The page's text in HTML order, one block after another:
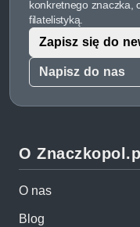
konkretnego znaczka,
filatelistyką.
Napisz do nas
Zapisz się do
O
O nas
Blog